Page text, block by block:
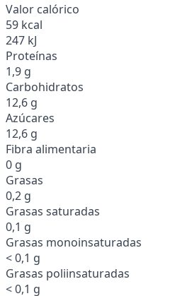
Valor calórico
59 kcal
247 kJ
Proteínas
1,9 g
Carbohidratos
12,6 g
Azúcares
12,6 g
Fibra alimentaria
0 g
Grasas
0,2 g
Grasas saturadas
0,1 g
Grasas monoinsaturadas
< 0,1 g
Grasas poliinsaturadas
< 0,1 g